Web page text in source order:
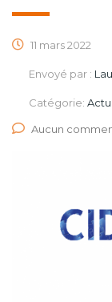
11 mars 2022
Envoyé par :
Catégorie:
Aucun